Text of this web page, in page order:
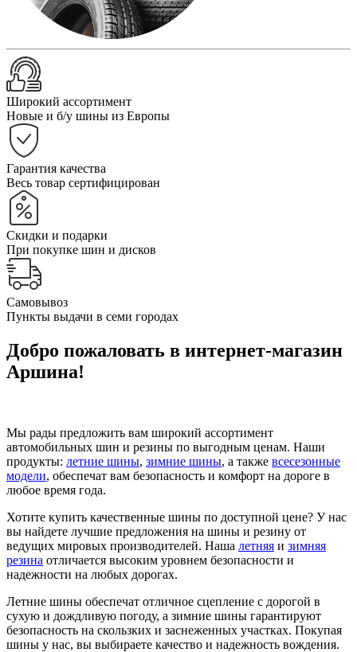
Широкий ассортимент
Новые и б/у шины из Европы
Гарантия качества
Весь товар сертифицирован
Скидки и подарки
При покупке шин и дисков
Самовывоз
Пункты выдачи в семи городах
Добро пожаловать в интернет-магазин
Аршина!
Мы рады предложить вам широкий ассортимент
автомобильных шин и резины по выгодным ценам. Наши
продукты: летние шины, зимние шины, а также всесезонные
модели, обеспечат вам безопасность и комфорт на дороге в
любое время года.
Хотите купить качественные шины по доступной цене? У нас
вы найдете лучшие предложения на шины и резину от
ведущих мировых производителей. Наша летняя и зимняя
резина отличается высоким уровнем безопасности и
надежности на любых дорогах.
Летние шины обеспечат отличное сцепление с дорогой в
сухую и дождливую погоду, а зимние шины гарантируют
безопасность на скользких и заснеженных участках. Покупая
шины у нас, вы выбираете качество и надежность вождения.